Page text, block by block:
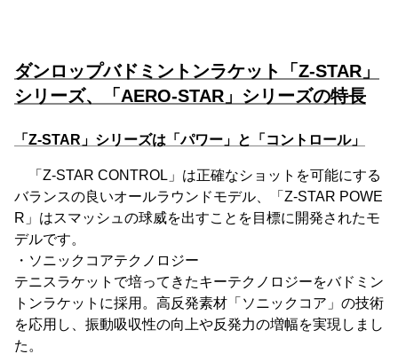
ダンロップバドミントンラケット「Z-STAR」
シリーズ、「AERO-STAR」シリーズの特長
「Z-STAR」シリーズは「パワー」と「コントロール」
「Z-STAR CONTROL」は正確なショットを可能にする
バランスの良いオールラウンドモデル、「Z-STAR POWE
R」はスマッシュの球威を出すことを目標に開発されたモ
デルです。
・ソニックコアテクノロジー
テニスラケットで培ってきたキーテクノロジーをバドミン
トンラケットに採用。高反発素材「ソニックコア」の技術
を応用し、振動吸収性の向上や反発力の増幅を実現しまし
た。